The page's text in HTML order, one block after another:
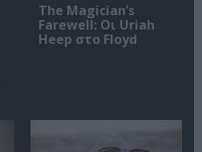
The Magician’s
Farewell: Οι Uriah
Heep στο Floyd